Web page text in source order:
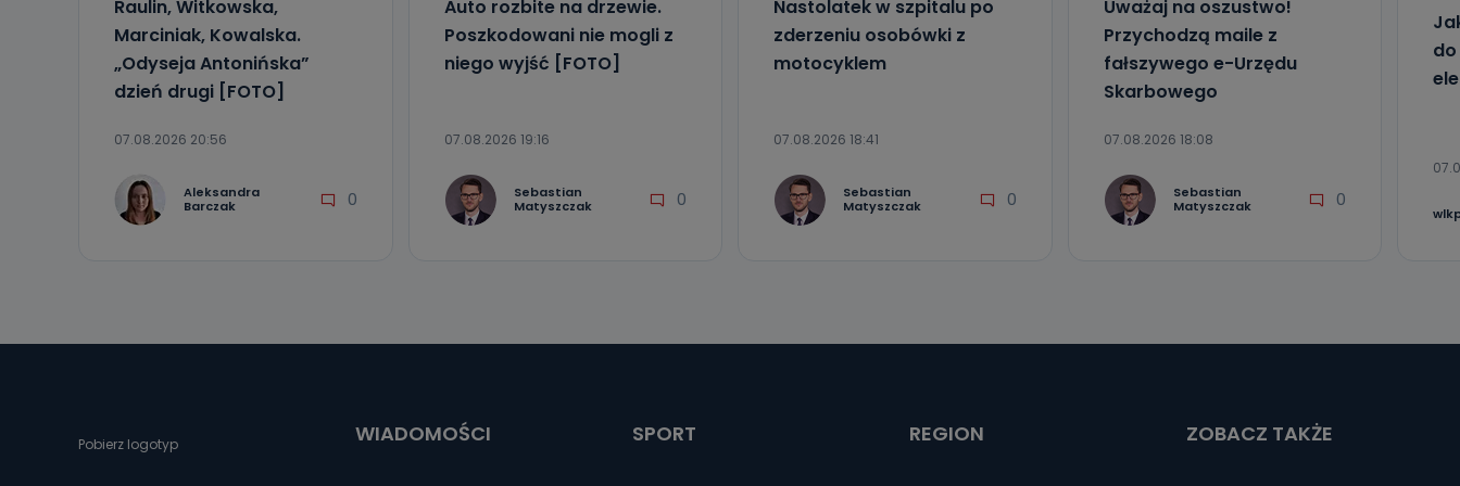
Raulin, Witkowska,
Marciniak, Kowalska.
„Odyseja Antonińska”
dzień drugi [FOTO]
07.08.2026 20:56
Aleksandra
Barczak
0
Auto rozbite na drzewie.
Poszkodowani nie mogli z
niego wyjść [FOTO]
07.08.2026 19:16
Sebastian
Matyszczak
0
Nastolatek w szpitalu po
zderzeniu osobówki z
motocyklem
07.08.2026 18:41
Sebastian
Matyszczak
0
Uważaj na oszustwo!
Przychodzą maile z
fałszywego e-Urzędu
Skarbowego
07.08.2026 18:08
Sebastian
Matyszczak
0
Pobierz logotyp WIADOMOŚCI SPORT REGION ZOBACZ TAKŻE